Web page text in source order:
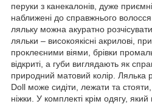
перуки з канекалонів, дуже
наближені до справжнього
ляльку можна акуратно розчісувати
ляльки – високоякісні акрилові,
проклеєними віями, брівки
відкриті, а губи виглядають як
природний матовий колір. Лялька
Doll може сидіти, лежати та
ніжки. У комплекті крім одягу,